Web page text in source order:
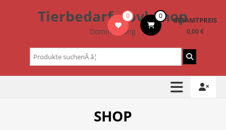
Tierbedarf – bvl-Shop
Dominik Lang
0 0 GESAMTPREIS
0,00 €
Suchen
nach:
SHOP